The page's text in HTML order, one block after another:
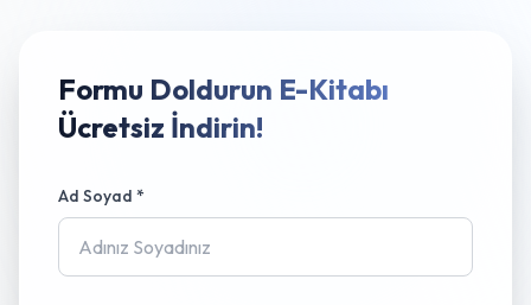
Formu Doldurun E-Kitabı
Ücretsiz İndirin!
Ad Soyad *